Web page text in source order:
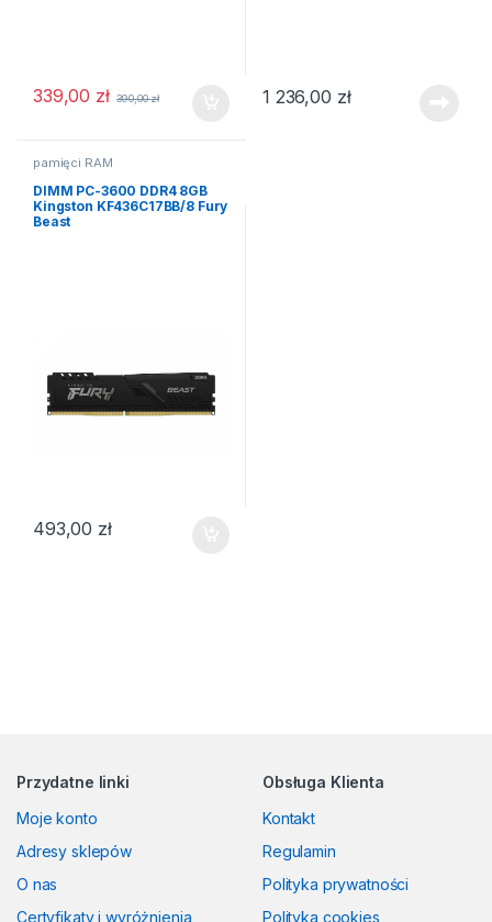
339,00 zł 390,00zł 1 236,00 zł
pamięci RAM
DIMM PC-3600 DDR4 8GB
Kingston KF436C17BB/8 Fury
Beast
493,00 zł
Przydatne linki
Moje konto
Adresy sklepów
O nas
Certyfikaty i wyróżnienia
Obsługa Klienta
Kontakt
Regulamin
Polityka prywatności
Polityka cookies